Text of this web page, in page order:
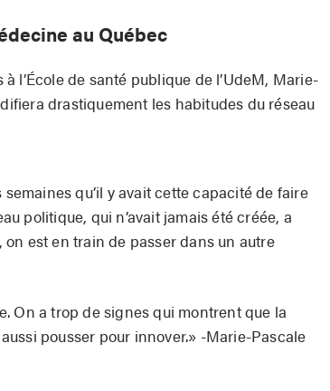
au Québec
l’École de santé publique de l’UdeM, Marie-
drastiquement les habitudes du réseau
qu’il y avait cette capacité de faire
politique, qui n’avait jamais été créée, a
on est en train de passer dans un autre
On a trop de signes qui montrent que la
pousser pour innover.» -Marie-Pascale